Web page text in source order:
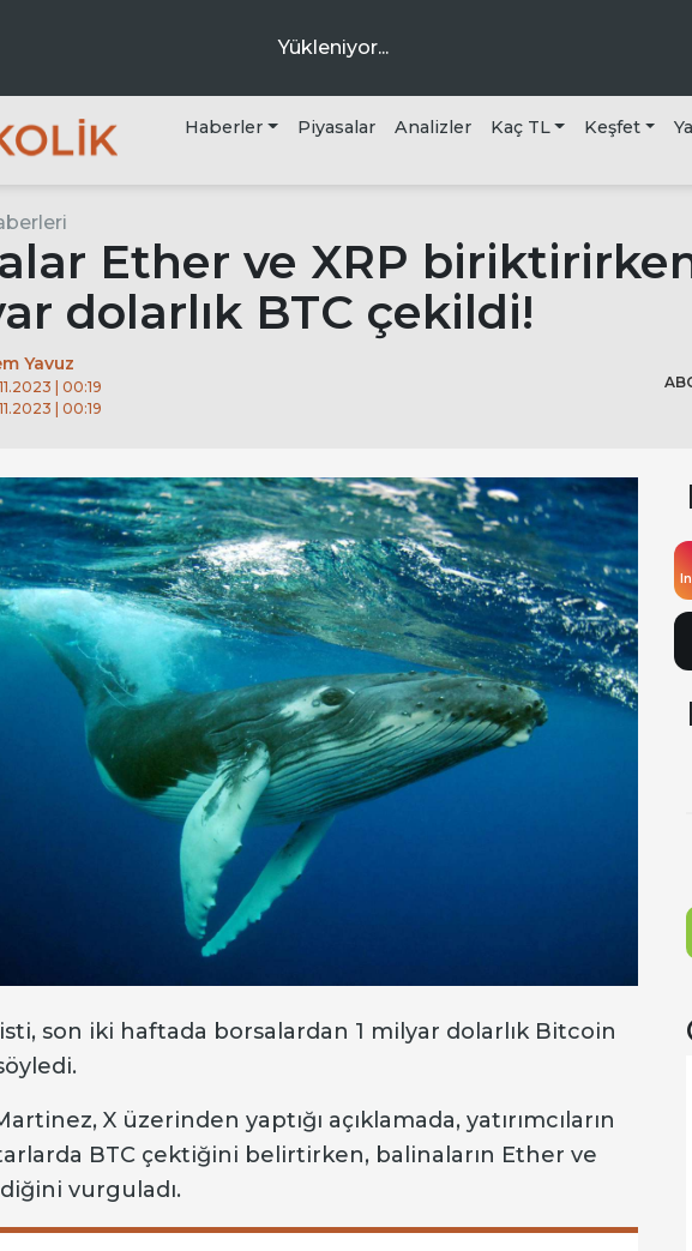
Yükleniyor...
Haberler Piyasalar Analizler Kaç TL Keşfet
Ether ve XRP
dolarlık BTC çekildi!
Yavuz
| 00:19
| 00:19
son iki haftada borsalardan 1 milyar dolarlık Bitcoin
X üzerinden yaptığı açıklamada, yatırımcıların
BTC çektiğini belirtirken, balinaların Ether ve
vurguladı.